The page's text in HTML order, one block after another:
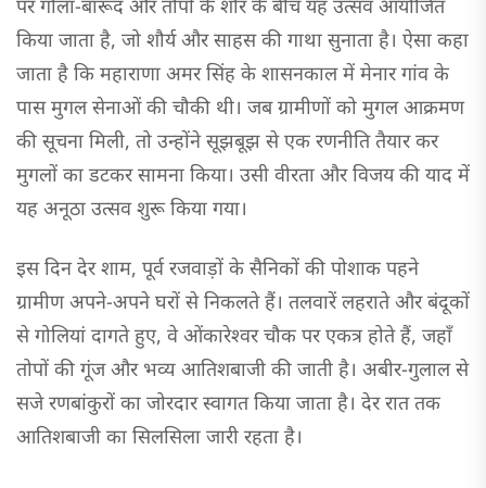
पर गोला-बारूद और तोपों के शोर के बीच यह उत्सव आयोजित
किया जाता है, जो शौर्य और साहस की गाथा सुनाता है। ऐसा कहा
जाता है कि महाराणा अमर सिंह के शासनकाल में मेनार गांव के
पास मुगल सेनाओं की चौकी थी। जब ग्रामीणों को मुगल आक्रमण
की सूचना मिली, तो उन्होंने सूझबूझ से एक रणनीति तैयार कर
मुगलों का डटकर सामना किया। उसी वीरता और विजय की याद में
यह अनूठा उत्सव शुरू किया गया।
इस दिन देर शाम, पूर्व रजवाड़ों के सैनिकों की पोशाक पहने
ग्रामीण अपने-अपने घरों से निकलते हैं। तलवारें लहराते और बंदूकों
से गोलियां दागते हुए, वे ओंकारेश्वर चौक पर एकत्र होते हैं, जहाँ
तोपों की गूंज और भव्य आतिशबाजी की जाती है। अबीर-गुलाल से
सजे रणबांकुरों का जोरदार स्वागत किया जाता है। देर रात तक
आतिशबाजी का सिलसिला जारी रहता है।